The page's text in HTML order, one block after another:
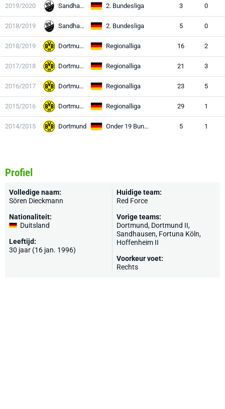
2019/2020 Sandhausen 2. Bundesliga 3 0
2018/2019 Sandhausen 2. Bundesliga 5 0
2018/2019 Dortmund II Regionalliga 16 2
2017/2018 Dortmund II Regionalliga 21 3
2016/2017 Dortmund II Regionalliga 23 5
2015/2016 Dortmund II Regionalliga 29 1
2014/2015 Dortmund Onder 19 Bundesliga 5 1
Profiel
Volledige naam:
Sören Dieckmann
Nationaliteit:
Duitsland
Leeftijd:
30 jaar (16 jan. 1996)
Huidige team:
Red Force
Vorige teams:
Dortmund, Dortmund II,
Sandhausen, Fortuna Köln,
Hoffenheim II
Voorkeur voet:
Rechts